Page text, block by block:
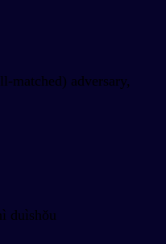
matched) adversary,
duìshǒu